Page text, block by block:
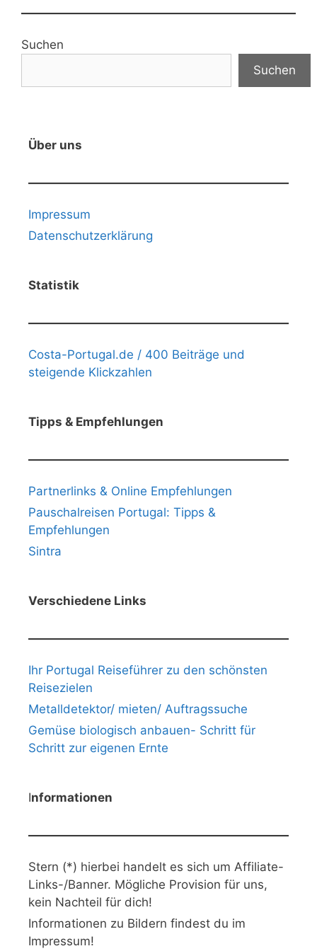
Suchen
Suchen
Über uns
Impressum
Datenschutzerklärung
Statistik
Costa-Portugal.de / 400 Beiträge und
steigende Klickzahlen
Tipps & Empfehlungen
Partnerlinks & Online Empfehlungen
Pauschalreisen Portugal: Tipps &
Empfehlungen
Sintra
Verschiedene Links
Ihr Portugal Reiseführer zu den schönsten
Reisezielen
Metalldetektor/ mieten/ Auftragssuche
Gemüse biologisch anbauen- Schritt für
Schritt zur eigenen Ernte
Informationen
Stern (*) hierbei handelt es sich um Affiliate-
Links-/Banner. Mögliche Provision für uns,
kein Nachteil für dich!
Informationen zu Bildern findest du im
Impressum!